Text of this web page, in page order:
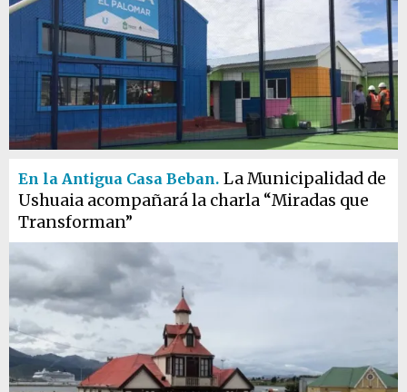
En la Antigua Casa Beban. La Municipalidad de
Ushuaia acompañará la charla “Miradas que
Transforman”